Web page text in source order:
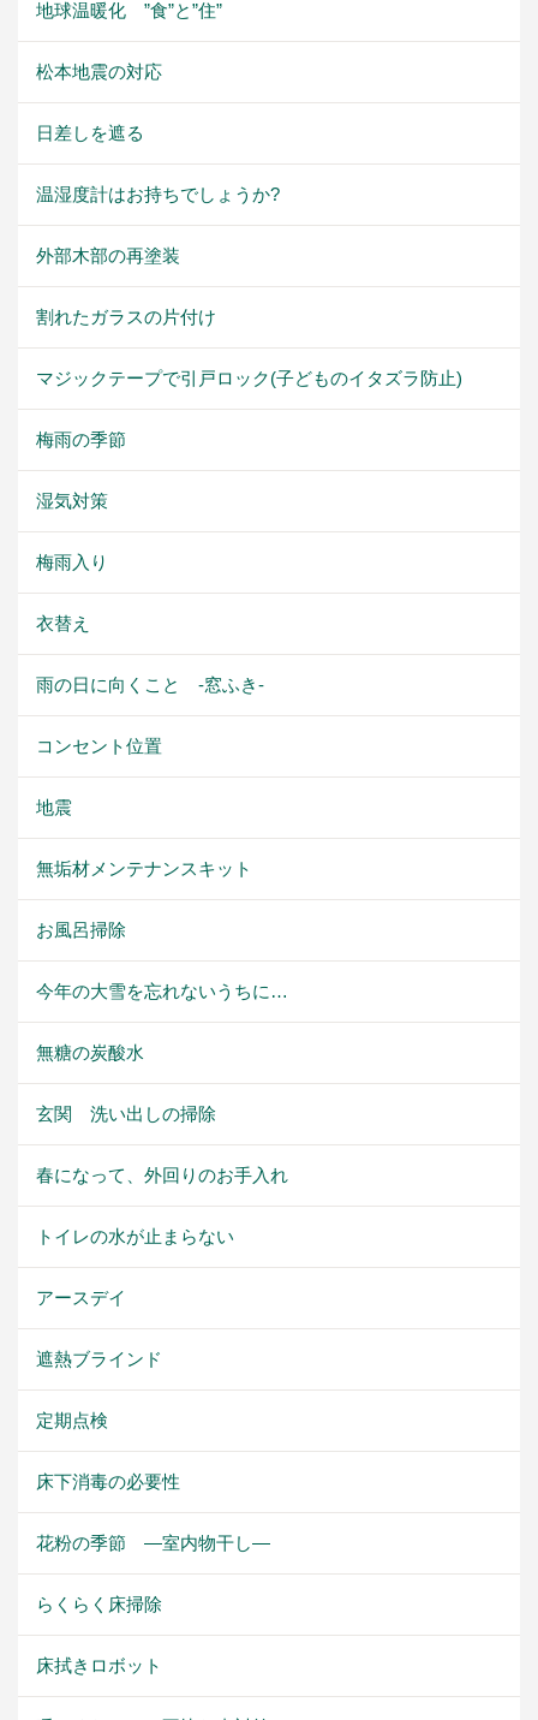
地球温暖化 ”食”と”住”
松本地震の対応
日差しを遮る
温湿度計はお持ちでしょうか?
外部木部の再塗装
割れたガラスの片付け
マジックテープで引戸ロック(子どものイタズラ防止)
梅雨の季節
湿気対策
梅雨入り
衣替え
雨の日に向くこと -窓ふき-
コンセント位置
地震
無垢材メンテナンスキット
お風呂掃除
今年の大雪を忘れないうちに…
無糖の炭酸水
玄関 洗い出しの掃除
春になって、外回りのお手入れ
トイレの水が止まらない
アースデイ
遮熱ブラインド
定期点検
床下消毒の必要性
花粉の季節 ―室内物干し―
らくらく床掃除
床拭きロボット